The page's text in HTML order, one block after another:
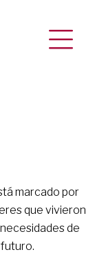
marcado por
que vivieron
de